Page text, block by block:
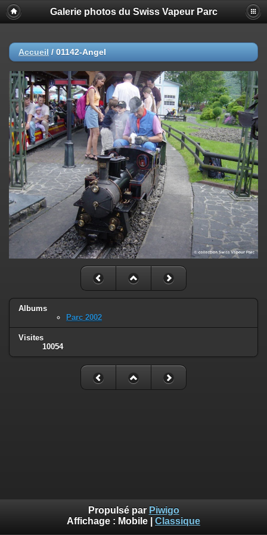
Galerie photos du Swiss Vapeur Parc
Accueil / 01142-Angel
Albums
Parc 2002
Visites
10054
Propulsé par Piwigo
Affichage : Mobile Classique